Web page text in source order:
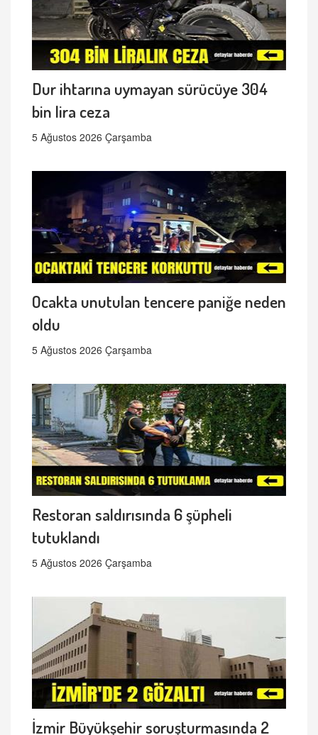
Dur ihtarına uymayan sürücüye 304
bin lira ceza
5 Ağustos 2026 Çarşamba
Ocakta unutulan tencere paniğe neden
oldu
5 Ağustos 2026 Çarşamba
Restoran saldırısında 6 şüpheli
tutuklandı
5 Ağustos 2026 Çarşamba
İzmir Büyükşehir soruşturmasında 2